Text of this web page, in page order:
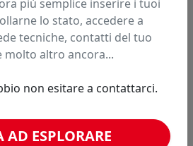
ad un prezzo più basso?
simili
più semplice inserire i tuoi
lo stato, accedere a
tecniche, contatti del tuo
molto altro ancora...
non esitare a contattarci.
ESPLORARE